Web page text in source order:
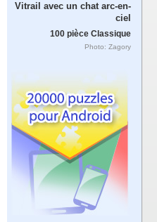
Vitrail avec un chat arc-en-
ciel
100 pièce Classique
Photo: Zagory